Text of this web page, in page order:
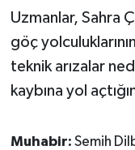
Uzmanlar, Sahra
göç
teknik arızalar
kaybına yol
Muhabir: Semih